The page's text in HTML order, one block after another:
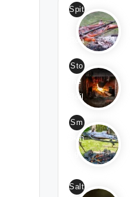
Spit
Roa
g in
Me
diev
al
Fea
sts
Pho
to:
Sto
ne
Boil
Coo
king
Wit
Hot
Sm
okin
at
Salt